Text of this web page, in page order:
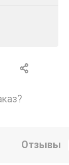
Отзывы